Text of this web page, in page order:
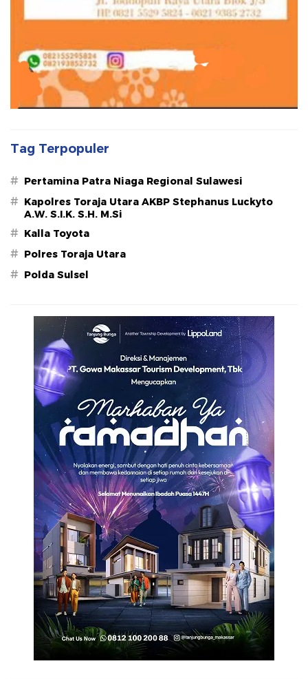
Tag Terpopuler
# Pertamina Patra Niaga Regional Sulawesi
# Kapolres Toraja Utara AKBP Stephanus Luckyto
A.W. S.I.K. S.H. M.Si
# Kalla Toyota
# Polres Toraja Utara
# Polda Sulsel